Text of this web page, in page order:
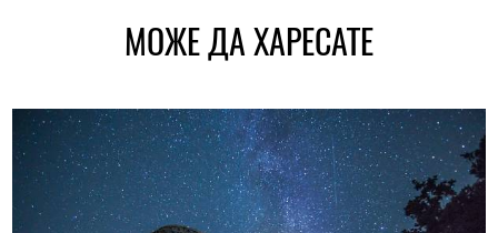
МОЖЕ ДА ХАРЕСАТЕ